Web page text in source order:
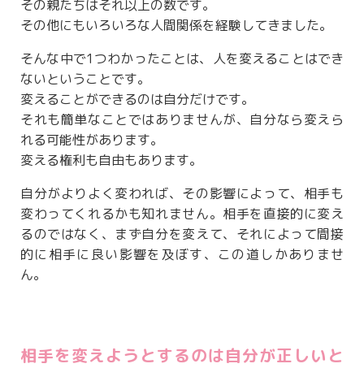
その親たちはそれ以上の数です。
その他にもいろいろな人間関係を経験してきました。
そんな中で1つわかったことは、人を変えることはでき
ないということです。
変えることができるのは自分だけです。
それも簡単なことではありませんが、自分なら変えら
れる可能性があります。
変える権利も自由もあります。
自分がよりよく変われば、その影響によって、相手も
変わってくれるかも知れません。相手を直接的に変え
るのではなく、まず自分を変えて、それによって間接
的に相手に良い影響を及ぼす、この道しかありませ
ん。
相手を変えようとするのは自分が正しいと